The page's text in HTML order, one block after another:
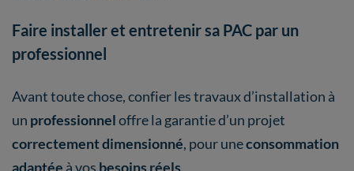
Faire installer et entretenir sa PAC par un
professionnel
Avant toute chose, confier les travaux d’installation à
un professionneloffre la garantie d’un projet
correctement dimensionné, pour uneconsommation
adaptée à vos besoins réels